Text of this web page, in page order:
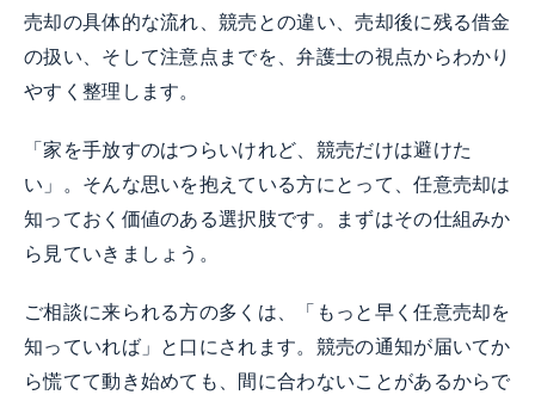
売却の具体的な流れ、競売との違い、売却後に残る借金
の扱い、そして注意点までを、弁護士の視点からわかり
やすく整理します。
「家を手放すのはつらいけれど、競売だけは避けた
い」。そんな思いを抱えている方にとって、任意売却は
知っておく価値のある選択肢です。まずはその仕組みか
ら見ていきましょう。
ご相談に来られる方の多くは、「もっと早く任意売却を
知っていれば」と口にされます。競売の通知が届いてか
ら慌てて動き始めても、間に合わないことがあるからで